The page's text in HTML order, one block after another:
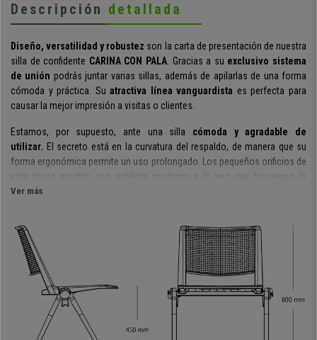
Descripción detallada
Diseño, versatilidad y robustez son la carta de presentación de nuestra
silla de confidente CARINA CON PALA . Gracias a su exclusivo sistema
de unión podrás juntar varias sillas, además de apilarlas de una forma
cómoda y práctica. Su atractiva línea vanguardista es perfecta para
causar la mejor impresión a visitas o clientes.
Estamos, por supuesto, ante una silla
cómoda y agradable de
utilizar. El secreto está en la curvatura del respaldo, de manera que su
forma ergonómica permite un uso prolongado. Los pequeños orificios de
esta pieza aportan una estética moderna a la vez que favorecen la
ventilación. El asiento tiene una amplia superficie, por lo que
Desde el punto de vista de la versatilidad esta silla ofrece grandes
ventajas. Por un lado,
hasta casi 20 alturas. Por otro
lado, se pueden unir lateralmente.
Todo ello mediante un innovador
sistema patentado con el que se logra una solidez y seguridad
superiores. Y además, dispone de una pala abatible para escritura
perfecta para tomar notas o poder apoyar la tablet o el ordenador portátil.
Esta versión tiene carcasa plástica y tapizado en piel
Ver más